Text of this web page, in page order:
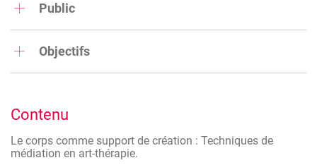
Public
suivi une formation en art-thérapie souhaitant booster leur
"boîte à outils".
Objectifs
expression plus libre et spontanée.
Adapter ses médiations artistiques aux réalités
cliniques complexes liées au corps (maladie
Contenu
Le corps comme support de création : Techniques de
médiation en art-thérapie.